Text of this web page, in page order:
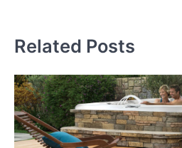
Related Posts